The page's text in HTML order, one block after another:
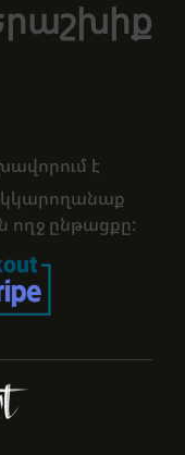
է
կկարողանաք
ողջ ընթացքը: